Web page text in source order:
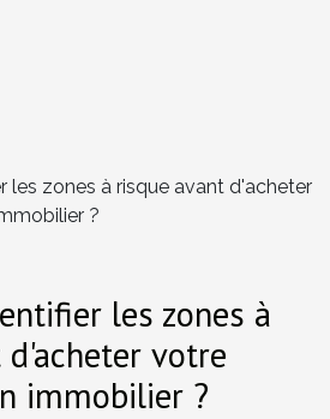
les zones à risque avant d'acheter
?
les zones à
votre
immobilier ?